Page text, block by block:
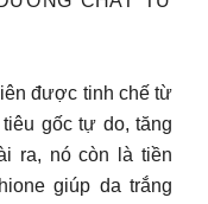
được tinh chế từ
gốc tự do, tăng
ra, nó còn là tiền
giúp da trắng